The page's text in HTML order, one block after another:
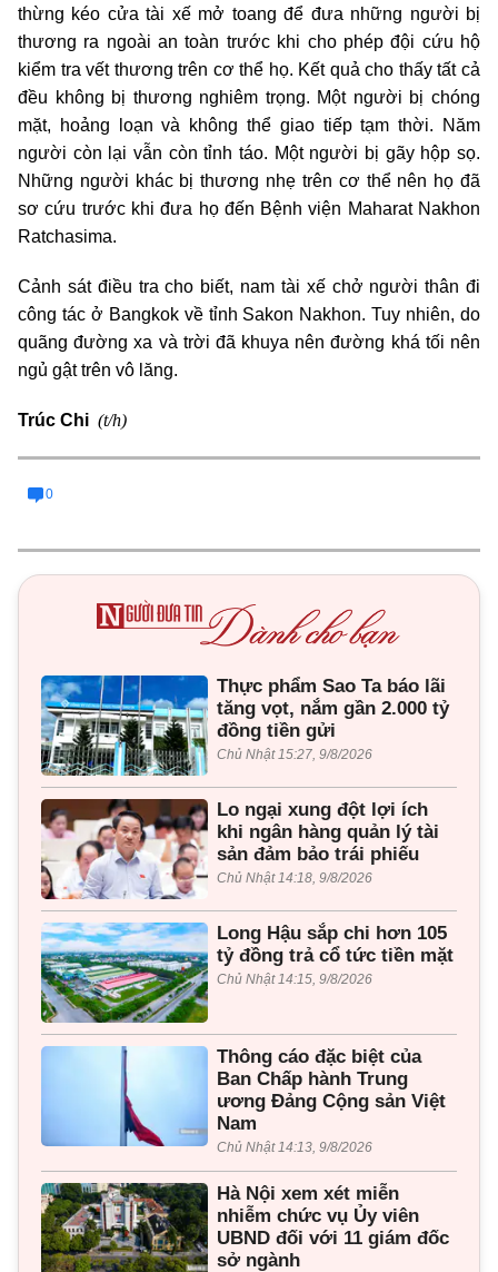
thừng kéo cửa tài xế mở toang để đưa những người bị
thương ra ngoài an toàn trước khi cho phép đội cứu hộ
kiểm tra vết thương trên cơ thể họ. Kết quả cho thấy tất cả
đều không bị thương nghiêm trọng. Một người bị chóng
mặt, hoảng loạn và không thể giao tiếp tạm thời. Năm
người còn lại vẫn còn tỉnh táo. Một người bị gãy hộp sọ.
Những người khác bị thương nhẹ trên cơ thể nên họ đã
sơ cứu trước khi đưa họ đến Bệnh viện Maharat Nakhon
Ratchasima.
Cảnh sát điều tra cho biết, nam tài xế chở người thân đi
công tác ở Bangkok về tỉnh Sakon Nakhon. Tuy nhiên, do
quãng đường xa và trời đã khuya nên đường khá tối nên
ngủ gật trên vô lăng.
Trúc Chi (t/h)
0
Thực phẩm Sao Ta báo lãi
tăng vọt, nắm gần 2.000 tỷ
đồng tiền gửi
Chủ Nhật 15:27, 9/8/2026
Lo ngại xung đột lợi ích
khi ngân hàng quản lý tài
sản đảm bảo trái phiếu
Chủ Nhật 14:18, 9/8/2026
Long Hậu sắp chi hơn 105
tỷ đồng trả cổ tức tiền mặt
Chủ Nhật 14:15, 9/8/2026
Thông cáo đặc biệt của
Ban Chấp hành Trung
ương Đảng Cộng sản Việt
Nam
Chủ Nhật 14:13, 9/8/2026
Hà Nội xem xét miễn
nhiễm chức vụ Ủy viên
UBND đối với 11 giám đốc
sở ngành